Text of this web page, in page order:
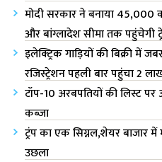
मोदी सरकार ने बनाया 45,000
और बांग्लादेश सीमा तक पहुंचेगी
इलेक्ट्रिक गाड़ियों की बिक्री में
रजिस्ट्रेशन पहली बार पहुंचा 2
टॉप-10 अरबपतियों की लिस्ट पर
कब्जा
ट्रंप का एक सिग्नल,शेयर
उछला